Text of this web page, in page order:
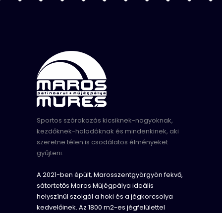
Sportos szórakozás kicsiknek-nagyoknak,
kezdőknek-haladóknak és mindenkinek, aki
szeretne télen is csodálatos élményeket
gyűjteni.
A 2021-ben épült, Marosszentgyörgyön fekvő,
sátortetős Maros Műjégpálya ideális
helyszínül szolgál a hoki és a jégkorcsolya
kedvelőinek. Az 1800 m2-es jégfelülettel